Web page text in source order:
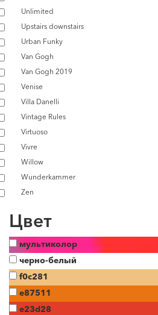
Unlimited
Upstairs downstairs
Urban Funky
Van Gogh
Van Gogh 2019
Venise
Villa Danelli
Vintage Rules
Virtuoso
Vivre
Willow
Wunderkammer
Zen
Цвет
мультиколор
черно-белый
f0c281
e87511
e23d28